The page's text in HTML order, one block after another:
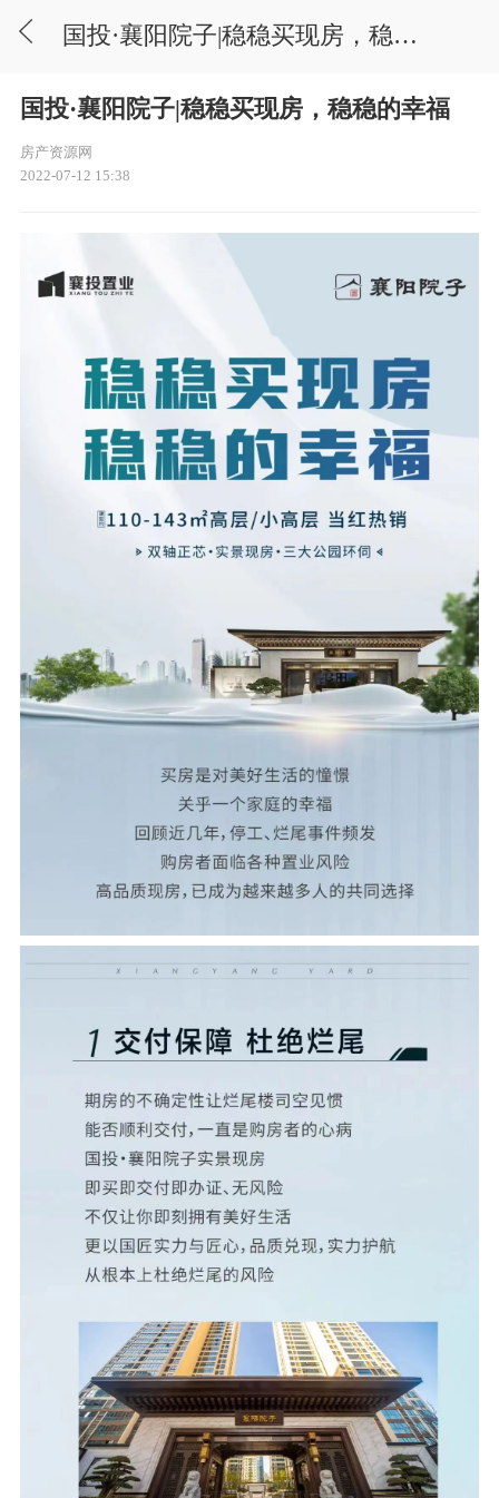
国投·襄阳院子|稳稳买现房，稳稳的幸福
国投·襄阳院子|稳稳买现房，稳稳的幸福
房产资源网
2022-07-12 15:38